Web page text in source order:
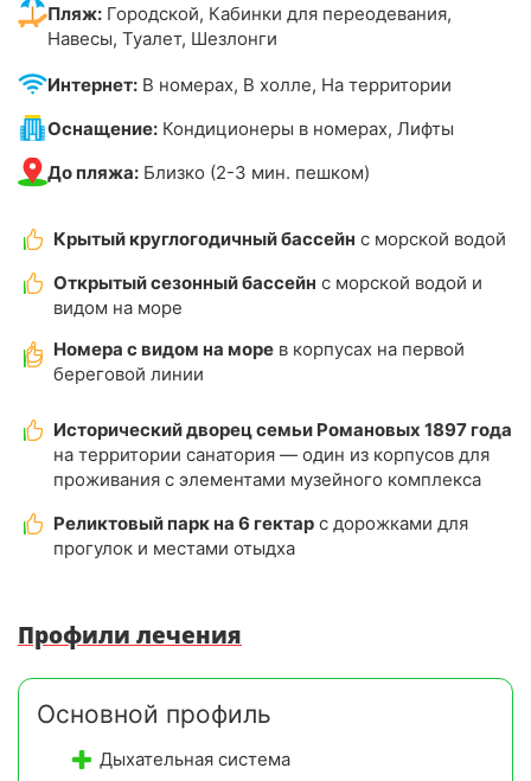
Пляж: Городской, Кабинки для переодевания,
Навесы, Туалет, Шезлонги
Интернет: В номерах, В холле, На территории
Оснащение: Кондиционеры в номерах, Лифты
До пляжа: Близко (2-3 мин. пешком)
Крытый круглогодичный бассейн с морской водой
Открытый сезонный бассейн с морской водой и
видом на море
Номера с видом на море в корпусах на первой
береговой линии
Исторический дворец семьи Романовых 1897 года
на территории санатория — один из корпусов для
проживания с элементами музейного комплекса
Реликтовый парк на 6 гектар с дорожками для
прогулок и местами отыдха
Профили лечения
Основной профиль
Дыхательная система